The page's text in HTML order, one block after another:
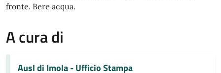
fronte. Bere acqua.
A cura di
Ausl di Imola - Ufficio Stampa